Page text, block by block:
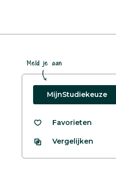
Meld je aan
MijnStudiekeuze
Favorieten
Vergelijken